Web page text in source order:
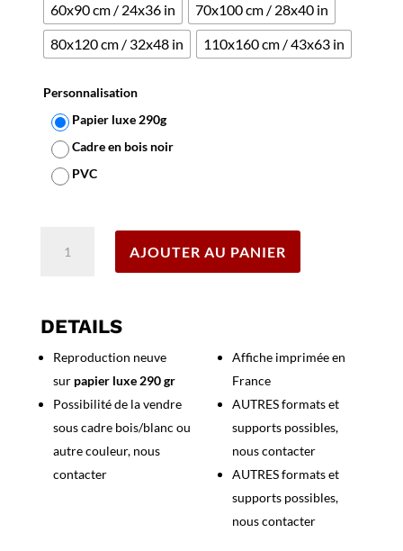
60x90 cm / 24x36 in
70x100 cm / 28x40 in
80x120 cm / 32x48 in
110x160 cm / 43x63 in
Personnalisation
Papier luxe 290g
Cadre en bois noir
PVC
Basques
AJOUTER AU PANIER
DETAILS
Reproduction neuve
sur papier luxe 290 gr
Possibilité de la vendre
sous cadre bois/blanc ou
autre couleur, nous
contacter
Affiche imprimée en
France
AUTRES formats et
supports possibles,
nous contacter
AUTRES formats et
supports possibles,
nous contacter